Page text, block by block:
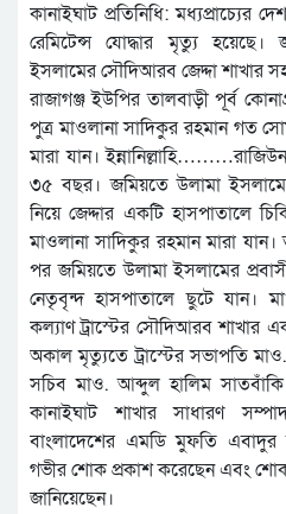
কানাইঘাট প্রতিনিধি:
রেমিটেন্স যোদ্ধার মৃত্যু হয়েছে।
ইসলামের সৌদিআরব জেদ্দা শাখার
রাজাগঞ্জ ইউপির তালবাড়ী পূর্ব
পুত্র মাওলানা সাদিকুর রহমান গত
মারা যান।
৩৫ বছর। জমিয়তে উলামা ইসলামের
নিয়ে জেদ্দার একটি হাসপাতালে
মাওলানা সাদিকুর রহমান মারা
পর জমিয়তে উলামা ইসলামের
নেতৃবৃন্দ হাসপাতালে ছুটে যান।
কল্যাণ ট্রাস্টের সৌদিআরব শাখার
অকাল মৃত্যুতে ট্রাস্টের সভাপতি
সচিব মাও. আব্দুল হালিম
কানাইঘাট শাখার সাধারণ
বাংলাদেশের এমডি মুফতি
গভীর শোক প্রকাশ করেছেন এবং
জানিয়েছেন।